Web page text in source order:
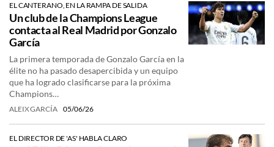
EL CANTERANO, EN LA RAMPA DE SALIDA
Un club de la Champions League
contacta al Real Madrid por Gonzalo
García
La primera temporada de Gonzalo García en la
élite no ha pasado desapercibida y un equipo
que ha logrado clasificarse para la próxima
Champions…
ALEIX GARCÍA 05/06/26
EL DIRECTOR DE 'AS' HABLA CLARO